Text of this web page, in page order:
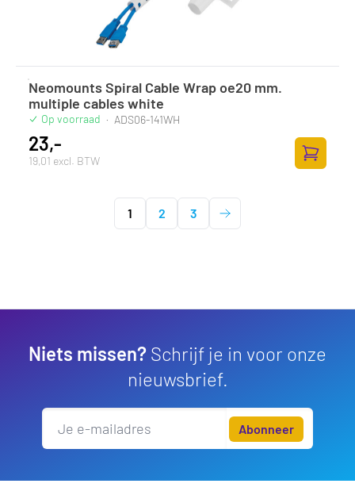
Neomounts Spiral Cable Wrap oe20 mm.
multiple cables white
Op voorraad · ADS06-141WH
23,-
19,01 excl. BTW
1 2 3
Niets missen? Schrijf je in voor onze
nieuwsbrief.
Abonneer